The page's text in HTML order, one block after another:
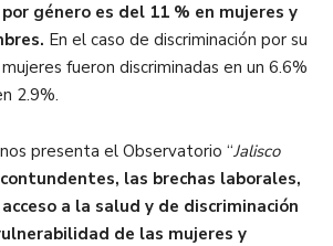
género es del 11 % en mujeres y
En el caso de discriminación por su
fueron discriminadas en un 6.6%
2.9%.
presenta el Observatorio “Jalisco
las brechas laborales,
a la salud y de discriminación
de las mujeres y